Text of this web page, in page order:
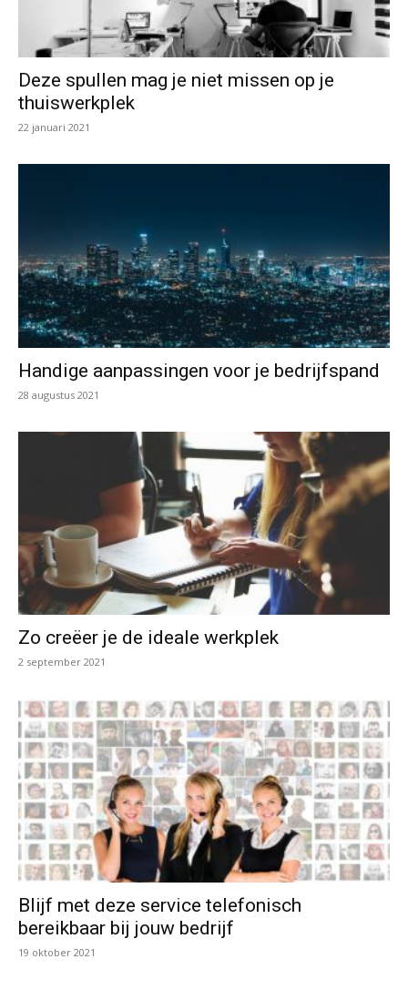
Deze spullen mag je niet missen op je
thuiswerkplek
22 januari 2021
Handige aanpassingen voor je bedrijfspand
28 augustus 2021
Zo creëer je de ideale werkplek
2 september 2021
Blijf met deze service telefonisch
bereikbaar bij jouw bedrijf
19 oktober 2021